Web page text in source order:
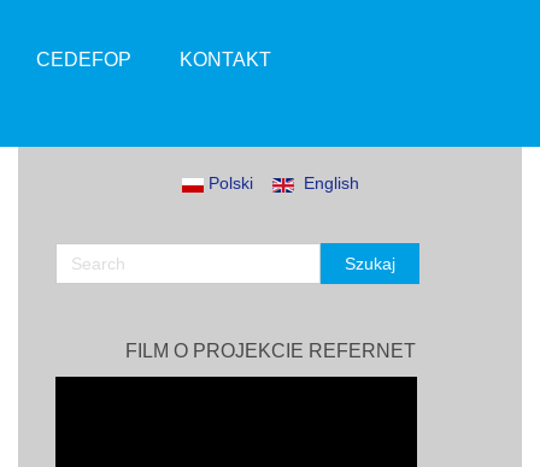
CEDEFOP KONTAKT
Polski English
FILM O PROJEKCIE REFERNET